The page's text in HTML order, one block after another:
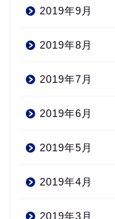
2019年9月
2019年8月
2019年7月
2019年6月
2019年5月
2019年4月
2019年3月